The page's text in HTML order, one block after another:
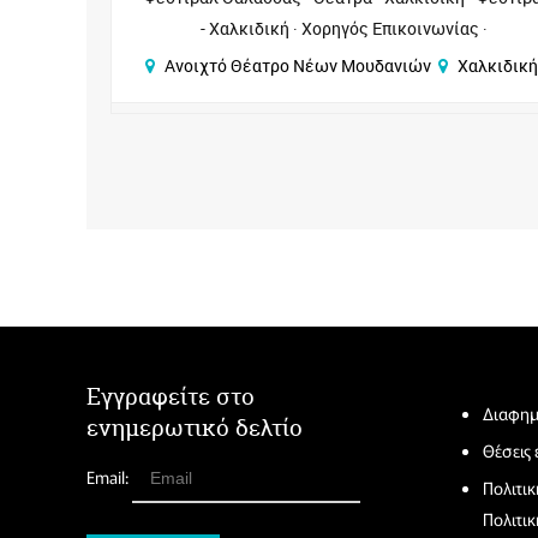
Φεστιβάλ - Χαλκιδική Χορηγός Επικοινωνίας
Ανοιχτό Θέατρο Νέων Μουδανιών
Εγγραφείτε στο
ενημερωτικό δελτίο
Email:
Θέσεις